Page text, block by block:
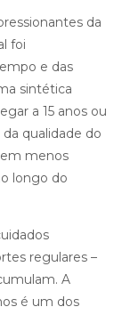
da
foi
e das
sintética
a 15 anos ou
qualidade do
menos
longo do
regulares –
A
é um dos